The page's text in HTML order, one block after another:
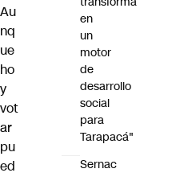
Au
nq
ue
ho
y
vot
ar
pu
ed
en
un
motor
de
desarrollo
social
para
Tarapacá"
Sernac